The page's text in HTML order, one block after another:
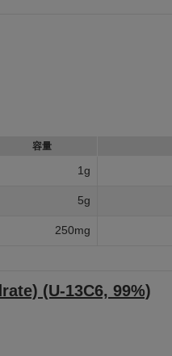
容量
1g
5g
250mg
(U-13C6, 99%)